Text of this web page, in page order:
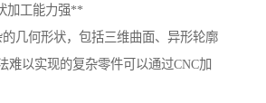
加工能力强**
几何形状，包括三维曲面、异形轮廓
难以实现的复杂零件可以通过CNC加